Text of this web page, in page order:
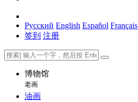
Русский English Español Français
签到 注册
博物馆
老画
油画